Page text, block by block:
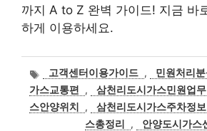
까지 A to Z 완벽 가이드! 지금 바
하게 이용하세요.
태
그
고객센터이용가이드 , 민원처리분
가스교통편
, 삼천리도시가스민원업무
스안양위치
, 삼천리도시가스주차정보
스총정리
, 안양도시가스